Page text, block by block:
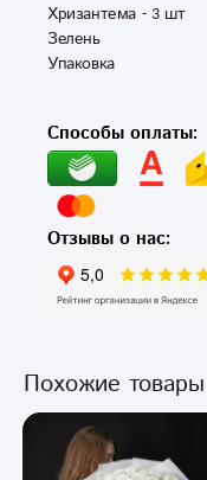
Хризантема - 3 шт
Зелень
Упаковка
Способы оплаты:
Отзывы о нас:
Похожие